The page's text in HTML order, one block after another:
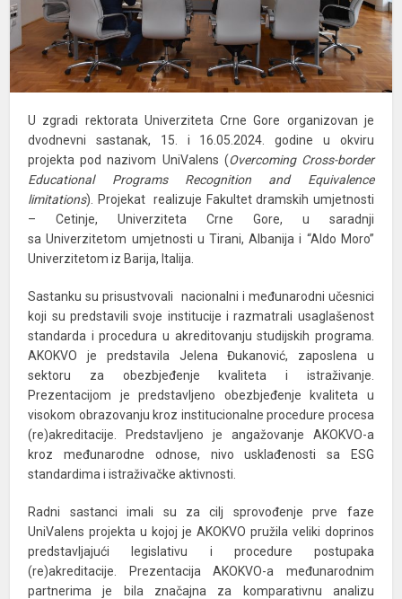
U zgradi rektorata Univerziteta Crne Gore organizovan je
dvodnevni sastanak, 15. i 16.05.2024. godine u okviru
projekta pod nazivom UniValens (Overcoming Cross-border
Educational Programs Recognition and Equivalence
limitations). Projekat realizuje Fakultet dramskih umjetnosti
– Cetinje, Univerziteta Crne Gore, u saradnji
sa Univerzitetom umjetnosti u Tirani, Albanija i “Aldo Moro”
Univerzitetom iz Barija, Italija.
Sastanku su prisustvovali nacionalni i međunarodni učesnici
koji su predstavili svoje institucije i razmatrali usaglašenost
standarda i procedura u akreditovanju studijskih programa.
AKOKVO je predstavila Jelena Đukanović, zaposlena u
sektoru za obezbjeđenje kvaliteta i istraživanje.
Prezentacijom je predstavljeno obezbjeđenje kvaliteta u
visokom obrazovanju kroz institucionalne procedure procesa
(re)akreditacije. Predstavljeno je angažovanje AKOKVO-a
kroz međunarodne odnose, nivo usklađenosti sa ESG
standardima i istraživačke aktivnosti.
Radni sastanci imali su za cilj sprovođenje prve faze
UniValens projekta u kojoj je AKOKVO pružila veliki doprinos
predstavljajući legislativu i procedure postupaka
(re)akreditacije. Prezentacija AKOKVO-a međunarodnim
partnerima je bila značajna za komparativnu analizu